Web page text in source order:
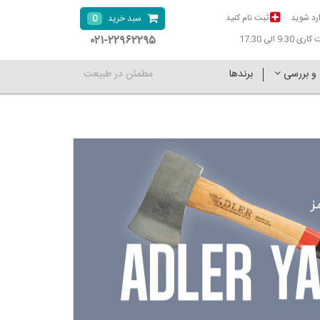
شوید
ثبت نام کنید
الی 17:30
سبد خرید 0
۰۲۱-۲۲۹۶۲۲۹۵
و بررسی برندها مطمئن در طبیعت